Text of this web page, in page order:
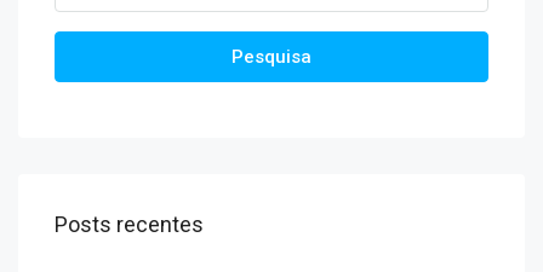
Pesquisa
Posts recentes